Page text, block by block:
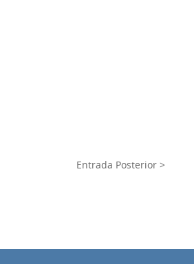
Entrada Posterior >